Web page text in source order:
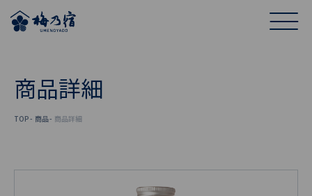
商品詳細
TOP 商品 商品詳細